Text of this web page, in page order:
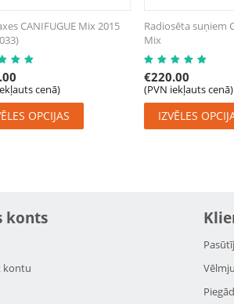
CANIFUGUE Mix 2015
cenā)
OPCIJAS
Radiosēta suņiem
Mix
€220.00
(PVN iekļauts cenā)
IZVĒLES
konts
kontu